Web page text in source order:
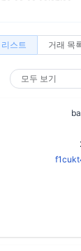
스트 거래 목